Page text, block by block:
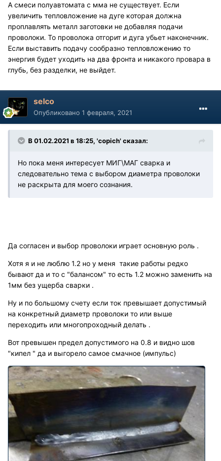
А смеси полуавтомата с мма не существует. Если
увеличить тепловложение на дуге которая должна
проплавлять металл заготовки не добавляя подачи
проволоки. То проволока отгорит и дуга убьет наконечник.
Если выставить подачу сообразно тепловложению то
энергия будет уходить на два фронта и никакого провара в
глубь, без разделки, не выйдет.
selco
Опубликовано 1 февраля, 2021
В 01.02.2021 в 18:25, 'copich' сказал:
Но пока меня интересует МИГ\МАГ сварка и
следовательно тема с выбором диаметра проволоки
не раскрыта для моего сознания.
Да согласен и выбор проволоки играет основную роль .
Хотя я и не люблю 1.2 но у меня такие работы редко
бывают да и то с "балансом" то есть 1.2 можно заменить на
1мм без ущерба сварки .
Ну и по большому счету если ток превышает допустимый
на конкретный диаметр проволоки то или выше
переходить или многопроходный делать .
Вот превышен предел допустимого на 0.8 и видно шов
"кипел " да и выгорело самое смачное (импульс)